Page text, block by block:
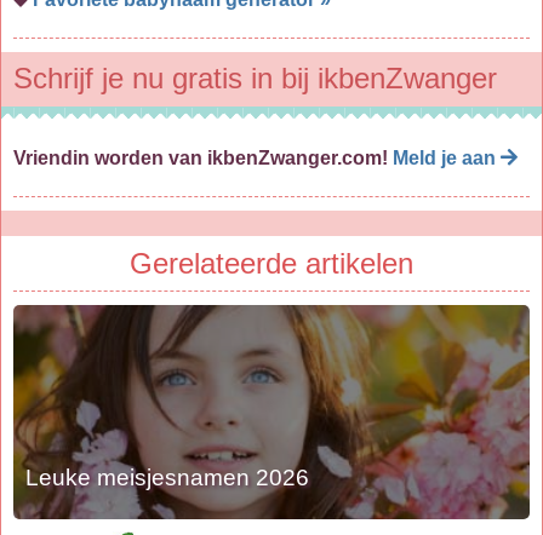
Schrijf je nu gratis in bij ikbenZwanger
Vriendin worden van ikbenZwanger.com! Meld je aan
Gerelateerde artikelen
Leuke meisjesnamen 2026